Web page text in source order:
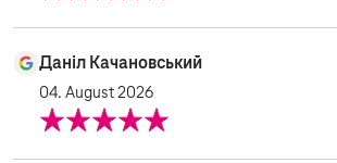
Даніл Качановський
04. August 2026